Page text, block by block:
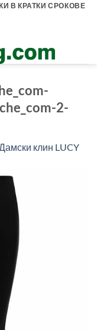
В КРАТКИ СРОКОВЕ
2-
клин LUCY